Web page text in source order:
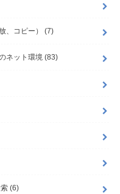
、コピー） (7)
ネット環境 (83)
(6)